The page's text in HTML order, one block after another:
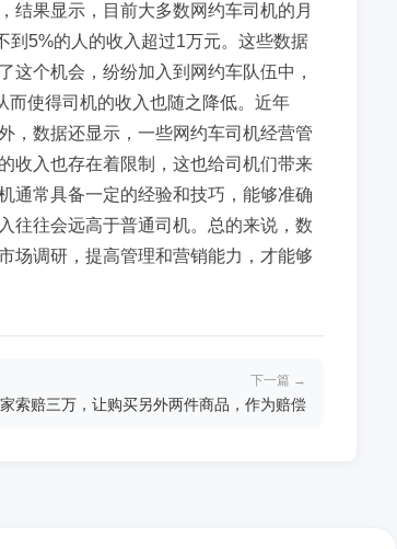
结果显示，目前大多数网约车司机的月
到5%的人的收入超过1万元。这些数据
个机会，纷纷加入到网约车队伍中，
而使得司机的收入也随之降低。近年
，数据还显示，一些网约车司机经营管
收入也存在着限制，这也给司机们带来
通常具备一定的经验和技巧，能够准确
往往会远高于普通司机。总的来说，数
场调研，提高管理和营销能力，才能够
下一篇 →
索赔三万，让购买另外两件商品，作为赔偿